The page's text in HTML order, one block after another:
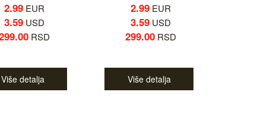
2.99EUR
3.59USD
RSD
Više detalja
2.99EUR
3.59USD
299.00RSD
Više detalja